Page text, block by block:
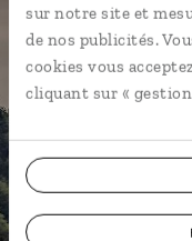
sur notre site et
de nos publicités.
cookies vous
cliquant sur « gestion
Autriche
clic
et
Les plus